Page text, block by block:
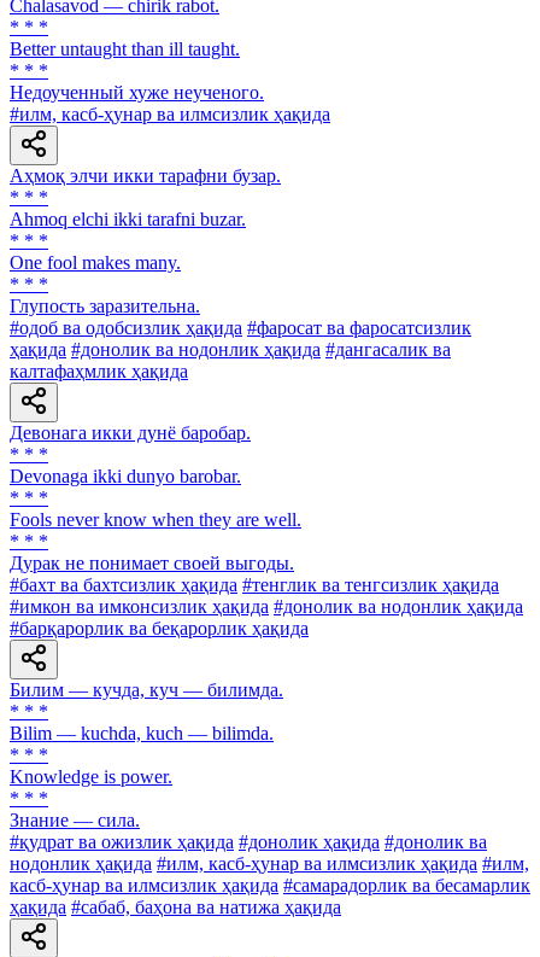
Chalasavod — chirik rabot.
* * *
Better untaught than ill taught.
* * *
Недоученный хуже неученого.
#илм, касб-ҳунар ва илмсизлик ҳақида
Аҳмоқ элчи икки тарафни бузар.
* * *
Ahmoq elchi ikki tarafni buzar.
* * *
One fool makes many.
* * *
Глупость заразительна.
#одоб ва одобсизлик ҳақида #фаросат ва фаросатсизлик
ҳақида #донолик ва нодонлик ҳақида #дангасалик ва
калтафаҳмлик ҳақида
Девонага икки дунё баробар.
* * *
Devonaga ikki dunyo barobar.
* * *
Fools never know when they are well.
* * *
Дурак не понимает своей выгоды.
#бахт ва бахтсизлик ҳақида #тенглик ва тенгсизлик ҳақида
#имкон ва имконсизлик ҳақида #донолик ва нодонлик ҳақида
#барқарорлик ва беқарорлик ҳақида
Билим — кучда, куч — билимда.
* * *
Bilim — kuchda, kuch — bilimda.
* * *
Knowledge is power.
* * *
Знание — сила.
#қудрат ва ожизлик ҳақида #донолик ҳақида #донолик ва
нодонлик ҳақида #илм, касб-ҳунар ва илмсизлик ҳақида #илм,
касб-ҳунар ва илмсизлик ҳақида #самарадорлик ва бесамарлик
ҳақида #сабаб, баҳона ва натижа ҳақида